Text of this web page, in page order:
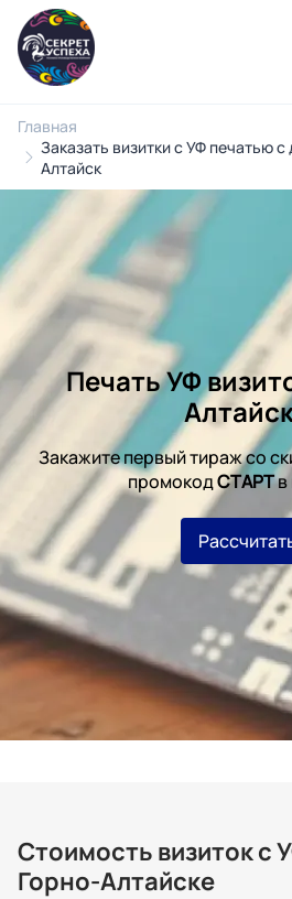
Главная
Заказать визитки с УФ печатью с
Алтайск
Печать УФ
Закажите первый тираж со
промокодСТАРТв
Стоимость визиток с
Горно-Алтайске